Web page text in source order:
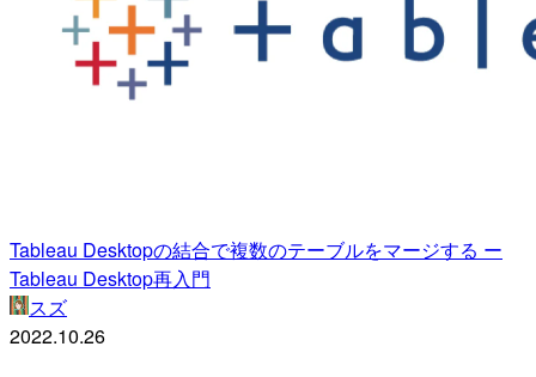
Tableau Desktopの結合で複数のテーブルをマージする ー
Tableau Desktop再入門
スズ
2022.10.26